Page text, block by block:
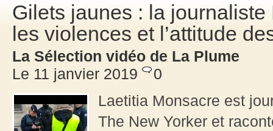
Gilets jaunes : la
les violences et l’attitude
La Sélection vidéo de La Plume
Le 11 janvier 2019
0
Laetitia Monsacre est
The New Yorker et